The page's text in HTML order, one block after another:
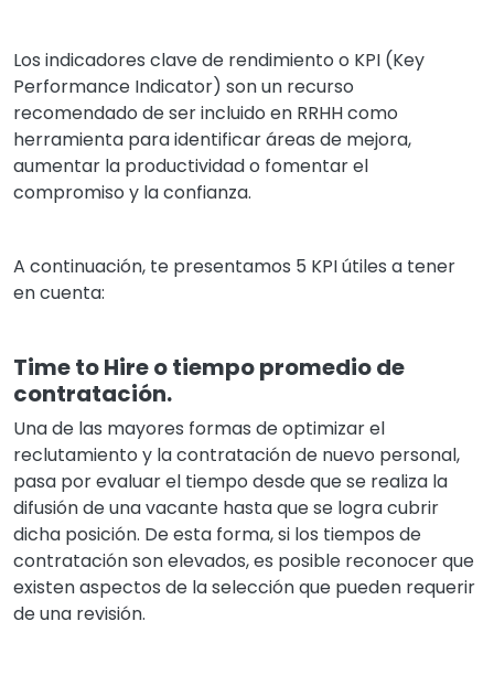
Los indicadores clave de rendimiento o KPI (Key
Performance Indicator) son un recurso
recomendado de ser incluido en RRHH como
herramienta para identificar áreas de mejora,
aumentar la productividad o fomentar el
compromiso y la confianza.
A continuación, te presentamos 5 KPI útiles a tener
en cuenta:
Time to Hire o tiempo promedio de
contratación.
Una de las mayores formas de optimizar el
reclutamiento y la contratación de nuevo personal,
pasa por evaluar el tiempo desde que se realiza la
difusión de una vacante hasta que se logra cubrir
dicha posición. De esta forma, si los tiempos de
contratación son elevados, es posible reconocer que
existen aspectos de la selección que pueden requerir
de una revisión.